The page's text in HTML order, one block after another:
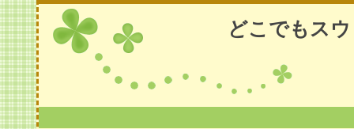
どこでもス